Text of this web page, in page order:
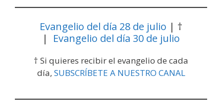
Evangelio del día 28 de julio | †
| Evangelio del día 30 de julio
† Si quieres recibir el evangelio de cada
día, SUBSCRÍBETE A NUESTRO CANAL